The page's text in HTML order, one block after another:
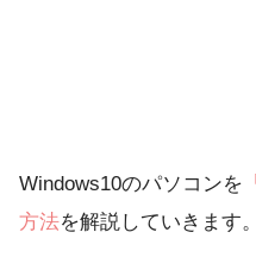
Windows10のパソコンを
方法を解説していきます。